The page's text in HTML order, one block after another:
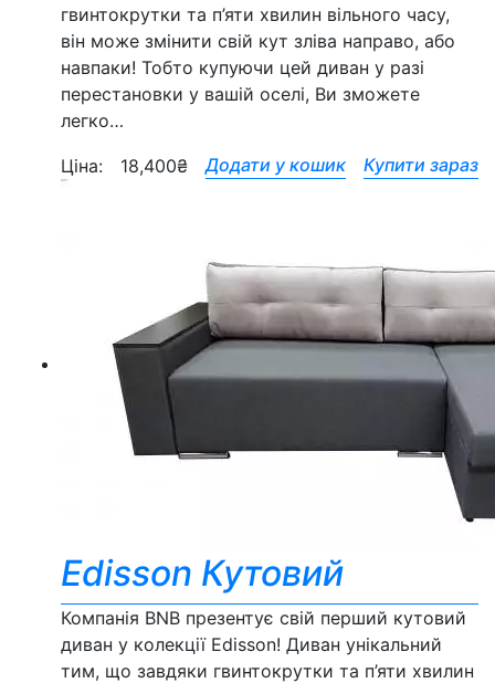
гвинтокрутки та п’яти хвилин вільного часу,
він може змінити свій кут зліва направо, або
навпаки! Тобто купуючи цей диван у разі
перестановки у вашій оселі, Ви зможете
легко…
Ціна: 18,400₴ Додати у кошик Купити зараз
Edisson Кутовий
Компанія BNB презентує свій перший кутовий
диван у колекції Edisson! Диван унікальний
тим, що завдяки гвинтокрутки та п’яти хвилин